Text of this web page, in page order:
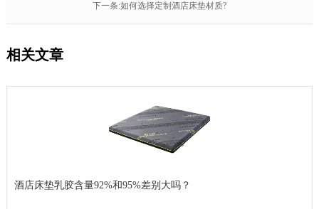
下一条:如何选择定制酒店床垫材质?
相关文章
酒店床垫乳胶含量92%和95%差别大吗？